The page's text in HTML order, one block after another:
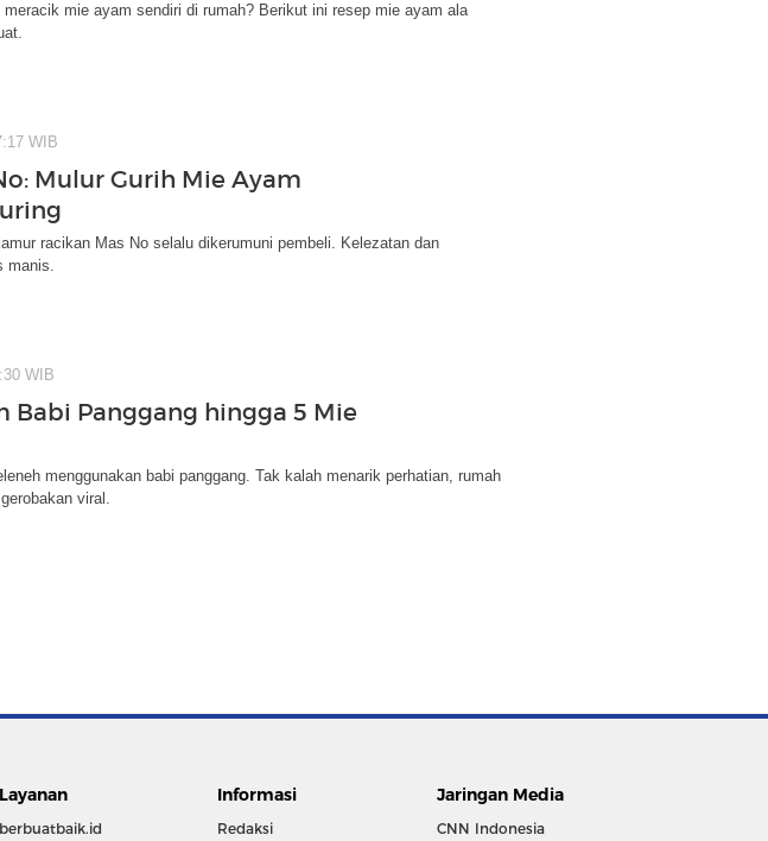
mie ayam sendiri di rumah? Berikut ini resep mie ayam ala
WIB
Mulur Gurih Mie Ayam
racikan Mas No selalu dikerumuni pembeli. Kelezatan dan
manis.
WIB
Babi Panggang hingga 5 Mie
menggunakan babi panggang. Tak kalah menarik perhatian, rumah
viral.
Layanan
berbuatbaik.id
Informasi
Redaksi
Jaringan Media
CNN Indonesia